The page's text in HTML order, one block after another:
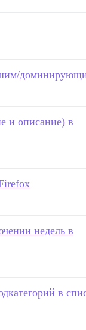
и описание) в
недель в
в